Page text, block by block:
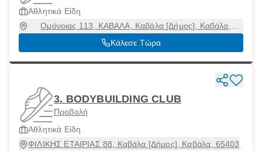
Αθλητικά Είδη
Ομόνοιας 113, ΚΑΒΑΛΑ, Καβάλα [Δήμος], Καβάλα,
65302
Κάλεσε Τώρα
3. BODYBUILDING CLUB
Προβολή
Αθλητικά Είδη
ΦΙΛΙΚΗΣ ΕΤΑΙΡΙΑΣ 88, Καβάλα [Δήμος], Καβάλα, 65403